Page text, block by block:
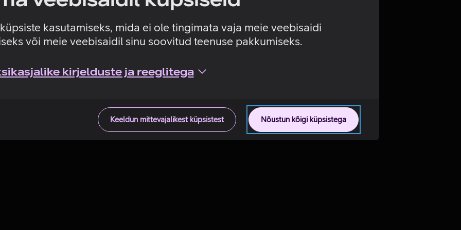
kasutamiseks, mida ei ole tingimata vaja meie veebisaidi
või meie veebisaidil sinu soovitud teenuse pakkumiseks.
kirjelduste ja reeglitega
Nõustun kõigi küpsistega
Keeldun mittevajalikest küpsistest